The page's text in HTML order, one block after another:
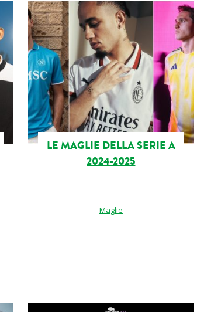
LE MAGLIE DELLA SERIE A
2024-2025
Maglie